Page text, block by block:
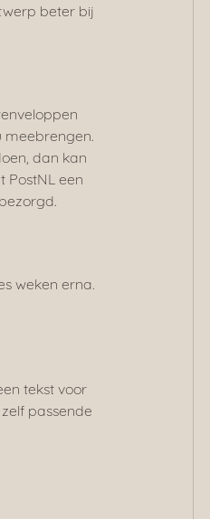
beter bij
meebrengen.
dan kan
PostNL een
weken erna.
tekst voor
passende